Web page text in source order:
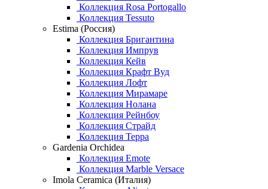
Коллекция Rosa Portogallo
Коллекция Tessuto
Estima (Россия)
Коллекция Бригантина
Коллекция Импрув
Коллекция Кейв
Коллекция Крафт Вуд
Коллекция Лофт
Коллекция Мирамаре
Коллекция Нолана
Коллекция Рейнбоу
Коллекция Страйд
Коллекция Терра
Gardenia Orchidea
Коллекция Emote
Коллекция Marble Versace
Imola Ceramica (Италия)